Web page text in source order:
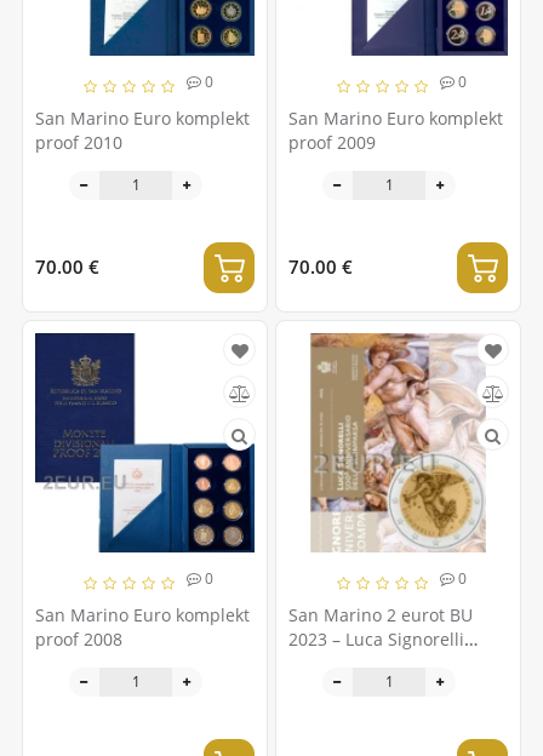
0
San Marino Euro komplekt
proof 2010
70.00 €
0
San Marino Euro komplekt
proof 2009
70.00 €
0
San Marino Euro komplekt
proof 2008
0
San Marino 2 eurot BU
2023 – Luca Signorelli